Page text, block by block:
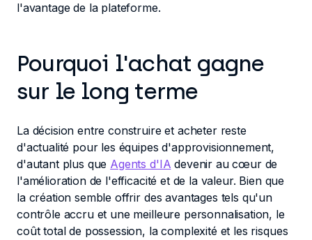
l'avantage de la plateforme.
Pourquoi l'achat gagne
sur le long terme
La décision entre construire et acheter reste
d'actualité pour les équipes d'approvisionnement,
d'autant plus que Agents d'IA devenir au cœur de
l'amélioration de l'efficacité et de la valeur. Bien que
la création semble offrir des avantages tels qu'un
contrôle accru et une meilleure personnalisation, le
coût total de possession, la complexité et les risques